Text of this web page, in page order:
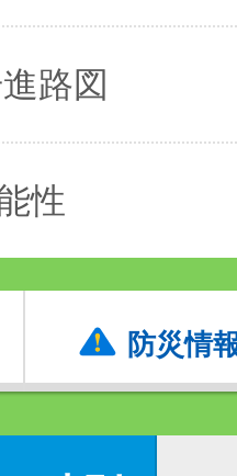
路図
性
防災情